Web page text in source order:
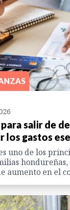
salir de
los gastos
uno de los
aumento en el